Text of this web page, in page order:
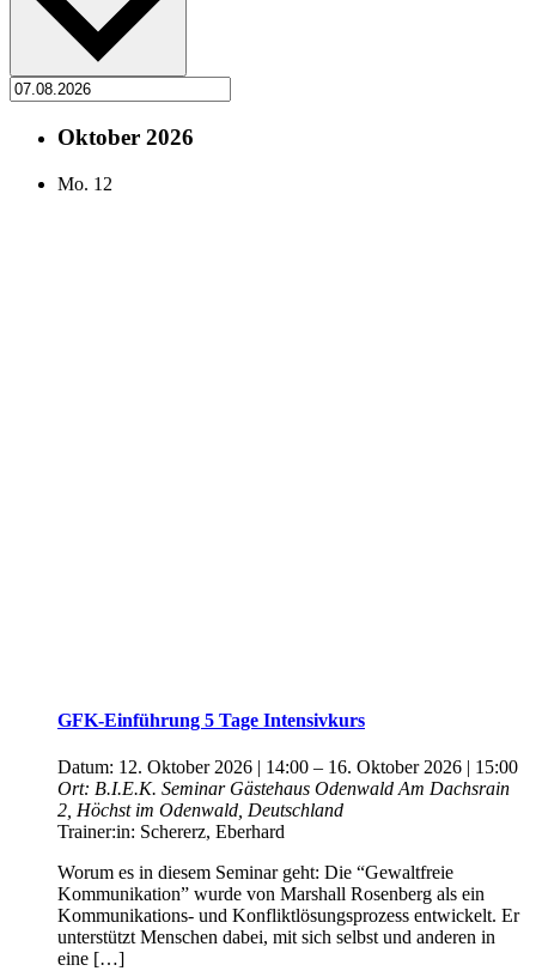
Oktober 2026
Mo. 12
GFK-Einführung 5 Tage Intensivkurs
Datum: 12. Oktober 2026 | 14:00 – 16. Oktober 2026 | 15:00
Ort: B.I.E.K. Seminar Gästehaus Odenwald Am Dachsrain
2, Höchst im Odenwald, Deutschland
Trainer:in: Schererz, Eberhard
Worum es in diesem Seminar geht: Die “Gewaltfreie
Kommunikation” wurde von Marshall Rosenberg als ein
Kommunikations- und Konfliktlösungsprozess entwickelt. Er
unterstützt Menschen dabei, mit sich selbst und anderen in
eine […]